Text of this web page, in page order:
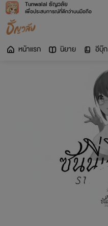
Tunwalai ธัญวลัย
เพื่อประสบการณ์ที่ดีกว่าบนมือถือ
หน้าแรก นิยาย อีบุ๊ก